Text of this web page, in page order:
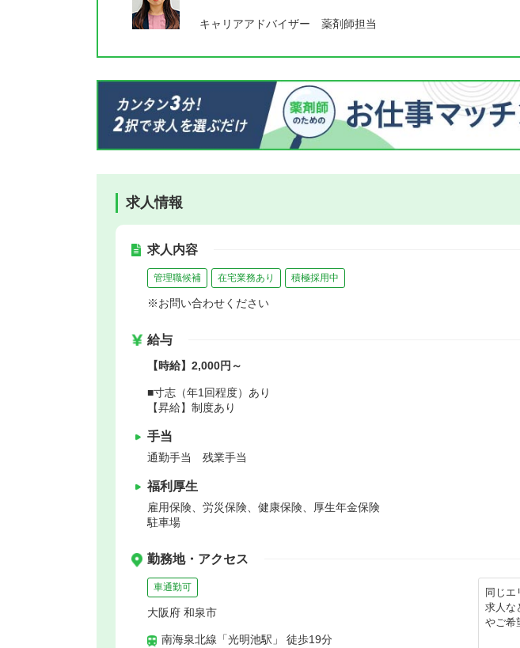
キャリアアドバイザー 薬剤師担当
求人情報
求人内容
管理職候補 在宅業務あり 積極採用中
※お問い合わせください
給与
【時給】2,000円～
■寸志（年1回程度）あり
【昇給】制度あり
手当
通勤手当 残業手当
福利厚生
雇用保険、労災保険、健康保険、厚生年金保険
駐車場
勤務地・アクセス
車通勤可
大阪府 和泉市
南海泉北線「光明池駅」 徒歩19分
同じエ
求人な
やご希